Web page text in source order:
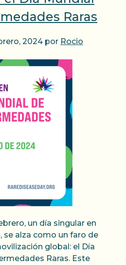
Raras
2024 por Rocio
un día singular en
se alza como un faro de
global: el Día
Raras. Este